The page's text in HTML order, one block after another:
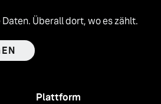
Überall dort, wo es zählt.
Plattform